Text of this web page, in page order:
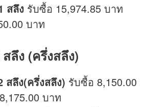
สลึง รับซื้อ 15,974.85 บาท
บาท
ลึง (ครึ่งสลึง)
สลึง(ครึ่งสลึง) รับซื้อ 8,150.00
บาท